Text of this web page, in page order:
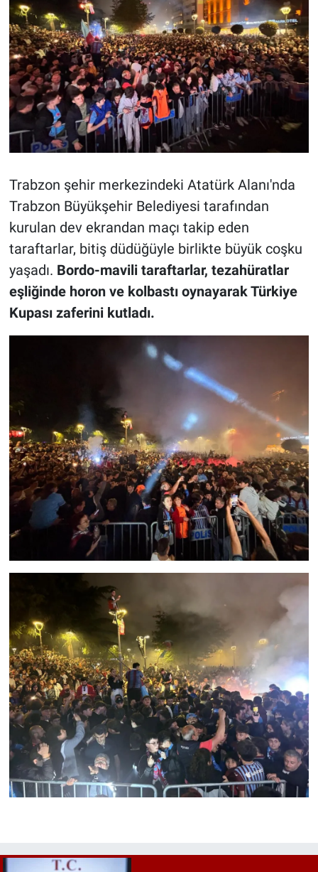
Trabzon şehir merkezindeki Atatürk Alanı'nda
Trabzon Büyükşehir Belediyesi tarafından
kurulan dev ekrandan maçı takip eden
taraftarlar, bitiş düdüğüyle birlikte büyük coşku
yaşadı. Bordo-mavili taraftarlar, tezahüratlar
eşliğinde horon ve kolbastı oynayarak Türkiye
Kupası zaferini kutladı.